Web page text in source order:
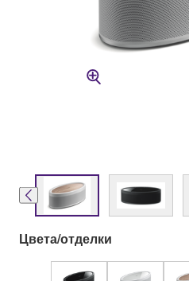
Цвета/отделки